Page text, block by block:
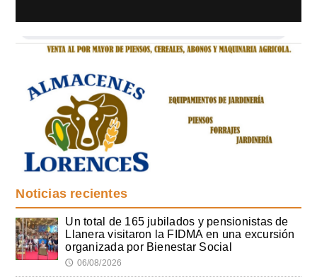
Noticias recientes
Un total de 165 jubilados y pensionistas de
Llanera visitaron la FIDMA en una excursión
organizada por Bienestar Social
🕔 06/08/2026